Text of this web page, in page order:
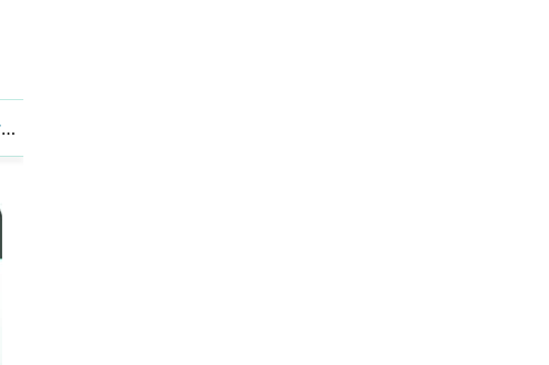
Slik finner du ut bivirkninger av steroider